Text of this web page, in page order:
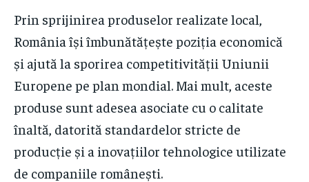
Prin sprijinirea produselor realizate local,
România își îmbunătățește poziția economică
și ajută la sporirea competitivității Uniunii
Europene pe plan mondial. Mai mult, aceste
produse sunt adesea asociate cu o calitate
înaltă, datorită standardelor stricte de
producție și a inovațiilor tehnologice utilizate
de companiile românești.